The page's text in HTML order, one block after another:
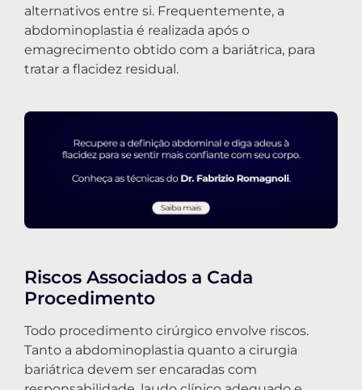
alternativos entre si. Frequentemente, a
abdominoplastia é realizada após o
emagrecimento obtido com a bariátrica, para
tratar a flacidez residual.
Riscos Associados a Cada
Procedimento
Todo procedimento cirúrgico envolve riscos.
Tanto a abdominoplastia quanto a cirurgia
bariátrica devem ser encaradas com